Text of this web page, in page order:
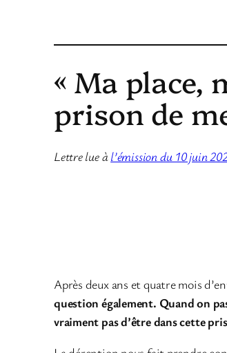
« Ma place,
prison de
Lettre lue àl’émission du 10 juin
Après deux ans et quatre mois
question également. Quand on
vraiment pas d’être dans cette